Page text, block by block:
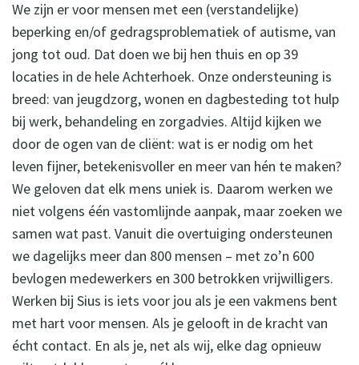
We zijn er voor mensen met een (verstandelijke)
beperking en/of gedragsproblematiek of autisme, van
jong tot oud. Dat doen we bij hen thuis en op 39
locaties in de hele Achterhoek. Onze ondersteuning is
breed: van jeugdzorg, wonen en dagbesteding tot hulp
bij werk, behandeling en zorgadvies. Altijd kijken we
door de ogen van de cliënt: wat is er nodig om het
leven fijner, betekenisvoller en meer van hén te maken?
We geloven dat elk mens uniek is. Daarom werken we
niet volgens één vastomlijnde aanpak, maar zoeken we
samen wat past. Vanuit die overtuiging ondersteunen
we dagelijks meer dan 800 mensen – met zo’n 600
bevlogen medewerkers en 300 betrokken vrijwilligers.
Werken bij Sius is iets voor jou als je een vakmens bent
met hart voor mensen. Als je gelooft in de kracht van
écht contact. En als je, net als wij, elke dag opnieuw